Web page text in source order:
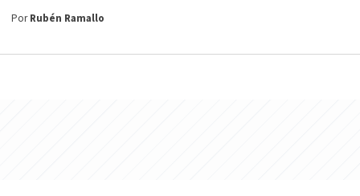
PorRubén Ramallo